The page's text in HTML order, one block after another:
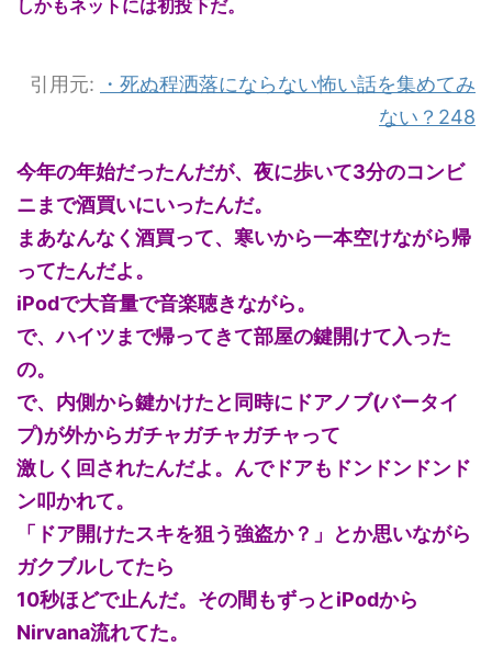
しかもネットには初投下だ。
引用元: ・ 死ぬ程洒落にならない怖い話を集めてみ
ない？248
今年の年始だったんだが、夜に歩いて3分のコンビ
ニまで酒買いにいったんだ。
まあなんなく酒買って、寒いから一本空けながら帰
ってたんだよ。
iPodで大音量で音楽聴きながら。
で、ハイツまで帰ってきて部屋の鍵開けて入った
の。
で、内側から鍵かけたと同時にドアノブ(バータイ
プ)が外からガチャガチャガチャって
激しく回されたんだよ。んでドアもドンドンドンド
ン叩かれて。
「ドア開けたスキを狙う強盗か？」とか思いながら
ガクブルしてたら
10秒ほどで止んだ。その間もずっとiPodから
Nirvana流れてた。